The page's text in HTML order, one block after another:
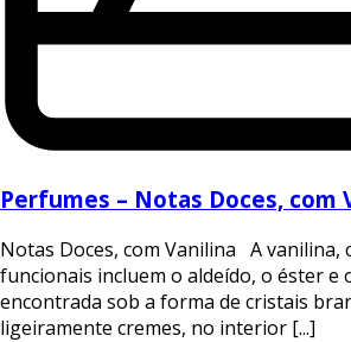
Perfumes – Notas Doces, com
Notas Doces, com Vanilina A vanilina,
funcionais incluem o aldeído, o éster e
encontrada sob a forma de cristais
ligeiramente cremes, no interior [...]